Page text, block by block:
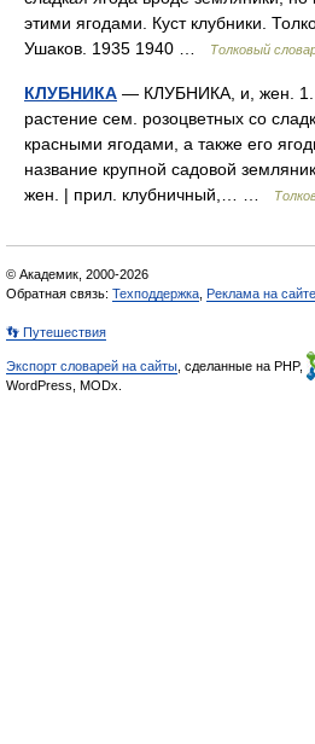
этими ягодами. Куст клубники.
Ушаков. 1935 1940 …
Толковый
КЛУБНИКА — КЛУБНИКА, и, жен. 1.
растение сем. розоцветных со
красными ягодами, а также его
название крупной садовой
жен. | прил. клубничный,… …
© Академик, 2000-2026
Обратная связь: Техподдержка Реклама на сайте
👣 Путешествия
Экспорт словарей на сайты , сделанные на PHP,
WordPress, MODx.